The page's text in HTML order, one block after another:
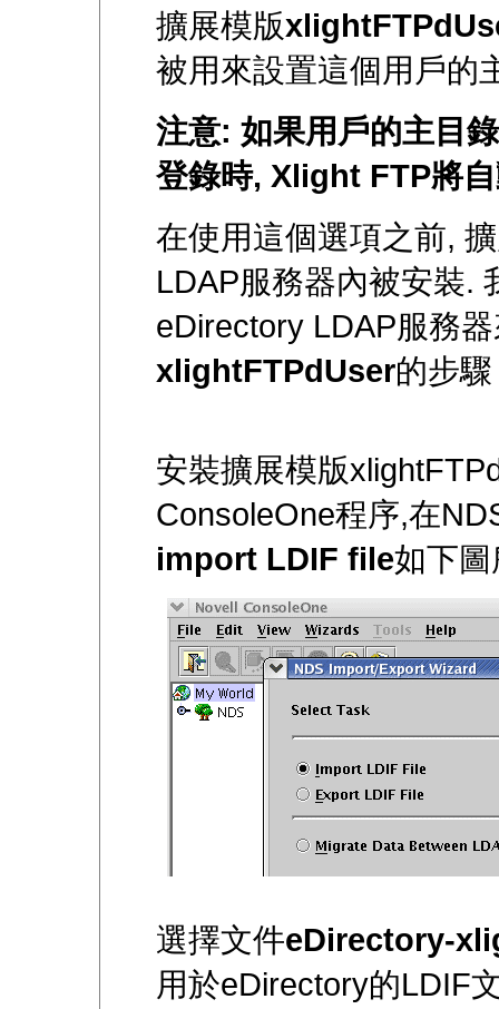
擴展模版
被用來設置這個用戶的
注意: 如果用戶的主目
登錄時, Xlight FTP將
在使用這個選項之前,
LDAP服務器內被安裝.
eDirectory LDAP服務
xlightFTPdUser的步驟
安裝擴展模版
ConsoleOne程序,在
import LDIF file如下
選擇文件eDirectory-
用於eDirectory的LDIF